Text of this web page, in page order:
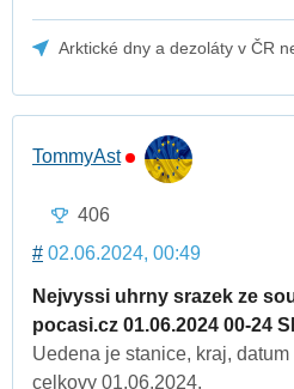
Arktické dny a dezoláty v ČR
TommyAst
406
# 02.06.2024, 00:49
Nejvyssi uhrny srazek ze
pocasi.cz 01.06.2024 00-24
Uedena je stanice, kraj,
celkovy 01.06.2024.